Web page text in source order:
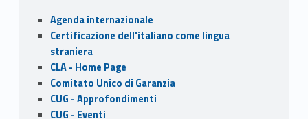
Sidebar
Agenda internazionale
Certificazione dell'italiano come lingua
straniera
CLA - Home Page
Comitato Unico di Garanzia
CUG - Approfondimenti
CUG - Eventi